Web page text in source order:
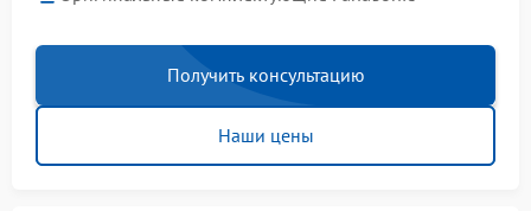
Получить консультацию
Наши цены